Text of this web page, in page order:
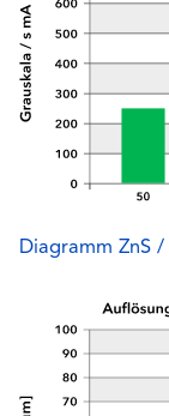
Diagramm ZnS /